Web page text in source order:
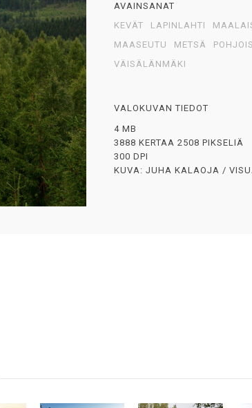
AVAINSANAT
KEVÄT
LAPINLAHTI
MAASEUTU
METSÄ
VÄISÄLÄNMÄKI
VALOKUVAN TIEDOT
4 MB
3888 KERTAA 2508 PIKSELIÄ
300 DPI
KUVA: JUHA KALAOJA /